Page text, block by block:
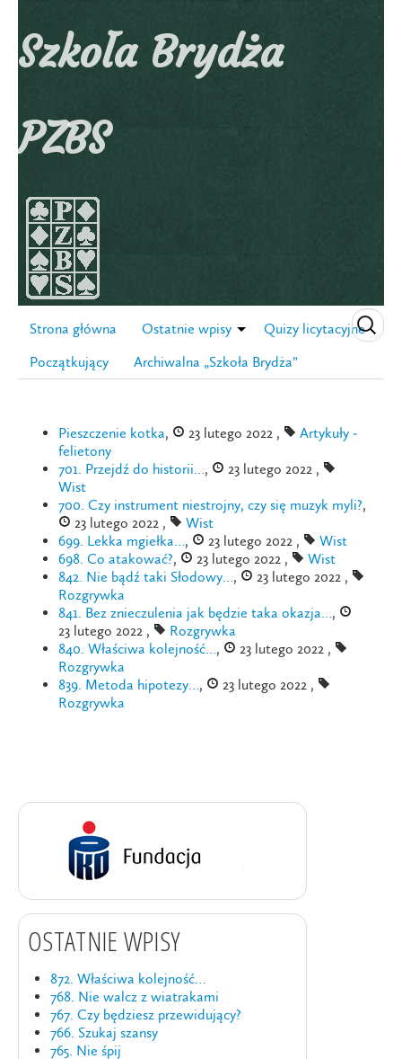
Szkoła Brydża
PZBS
Strona główna Ostatnie wpisy
Quizy licytacyjne
Początkujący
Archiwalna „Szkoła Brydża”
Pieszczenie kotka, 23 lutego 2022 ,
Artykuły -
felietony
701. Przejdź do historii…,
23 lutego 2022 ,
Wist
700. Czy instrument niestrojny, czy się muzyk myli?,
23 lutego 2022 ,
Wist
699. Lekka mgiełka…, 23 lutego 2022 ,
Wist
698. Co atakować?, 23 lutego 2022 ,
Wist
842. Nie bądź taki Słodowy…,
23 lutego 2022 ,
Rozgrywka
841. Bez znieczulenia jak będzie taka okazja…,
23 lutego 2022 ,
Rozgrywka
840. Właściwa kolejność…,
23 lutego 2022 ,
Rozgrywka
839. Metoda hipotezy…,
23 lutego 2022 ,
Rozgrywka
OSTATNIE WPISY
872. Właściwa kolejność…
768. Nie walcz z wiatrakami
767. Czy będziesz przewidujący?
766. Szukaj szansy
765. Nie śpij